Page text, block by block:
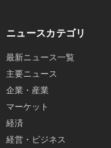
ニュースカテゴリ
最新ニュース一覧
主要ニュース
企業・産業
マーケット
経済
経営・ビジネス